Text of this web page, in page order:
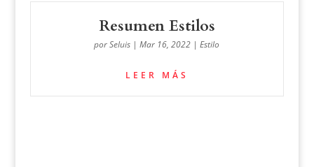
Resumen Estilos
porSeluis |Mar 16, 2022 |Estilo
LEER MÁS